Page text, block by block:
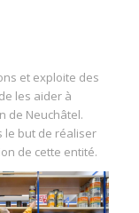
et exploite des
les aider à
de Neuchâtel.
le but de réaliser
de cette entité.